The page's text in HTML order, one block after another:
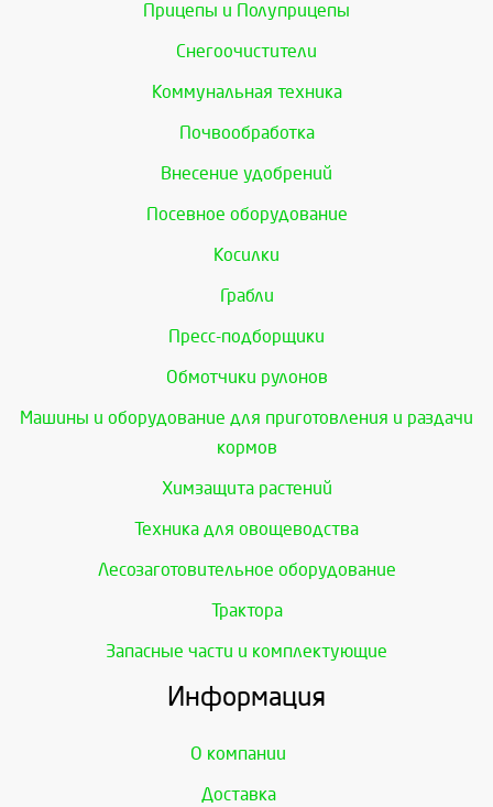
Прицепы и Полуприцепы
Снегоочистители
Коммунальная техника
Почвообработка
Внесение удобрений
Посевное оборудование
Косилки
Грабли
Пресс-подборщики
Обмотчики рулонов
Машины и оборудование для приготовления и раздачи
кормов
Химзащита растений
Техника для овощеводства
Лесозаготовительное оборудование
Трактора
Запасные части и комплектующие
Информация
О компании
Доставка